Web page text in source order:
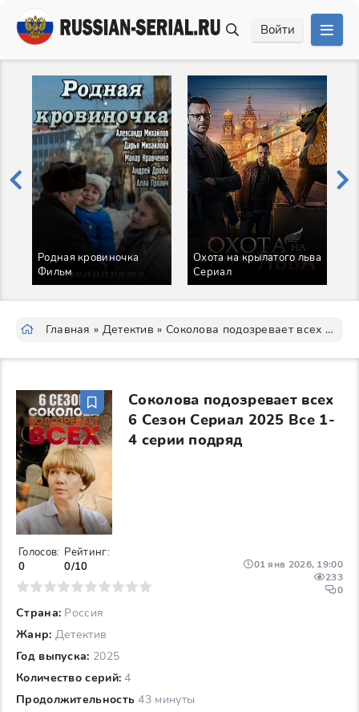
Войти
Родная кровиночка
Фильм
Охота на крылатого льва
Сериал
Главная » Детектив » Соколова подозревает всех 6 Сезон Сериал
Соколова подозревает всех
6 Сезон Сериал 2025 Все 1-
4 серии подряд
Страна: Россия
Жанр: Детектив
Год выпуска: 2025
Количество серий: 4
Продолжительность 43 минуты
01 янв 2026, 19:00
233
0
Голосов:
0
Рейтинг:
0/10
7 8 9 10